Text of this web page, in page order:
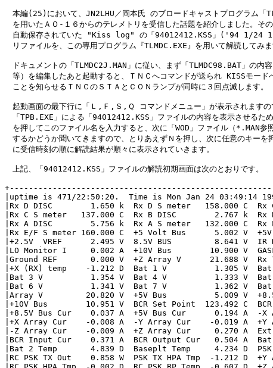
本編(25)において、JN2LHU／岡本氏 のブロードキャストプログラム「
を用いたＡＯ-１６からのテレメトリを受信した話題を紹介しました。そ
自動保存されていた "Kiss log" の「94012412.KSS」('94 1/24
リファイルを、この専用プログラム『TLMDC.EXE』を用いて解読してみま
ドキュメントの「TLMDC2J.MAN」に従い、まず「TLMDC98.BAT」の内
等）を編集したあと起動すると、ＴＮＣへコマンドが送られ KISSモード
ことを知らせるＴＮＣのＳＴＡとＣＯＮランプが同時に３回点滅します。
起動画面の最下行に「Ｌ,Ｆ,Ｓ,Ｑ コマンドメニュー」が表示されますの
「TPB.EXE」による「94012412.KSS」ファイルの内容を表示させるた
を押してこのファイル名を入力すると、次に「WOD」ファイル（*.MAN参
するかどうか聞いてきますので、とりあえずＮを押し、次に任意のキーを
に受信時刻の順に解読結果が順々に表示されていきます。
上記、「94012412.KSS」ファイルの解読初期画面は次のとおりです。
|uptime is 471/22:50:20.  Time is Mon Jan 24 03:49:14
|Rx D DISC        1.650 k  Rx D S meter   158.000 C
|Rx C S meter   137.000 C  Rx B DISC        2.767 k  Rx
|Rx A DISC        5.756 k  Rx A S meter   132.000 C  Rx
|Rx E/F S meter 160.000 C  +5 Volt Bus      5.002 V
|+2.5V  VREF      2.495 V  8.5V BUS         8.641 V  IR
|LO Monitor I     0.002 A  +10V Bus        10.900 V
|Ground REF       0.000 V  +Z Array V      21.688 V
|+X (RX) temp    -1.212 D  Bat 1 V          1.305 V
|Bat 3 V          1.354 V  Bat 4 V          1.333 V
|Bat 6 V          1.341 V  Bat 7 V          1.362 V
|Array V         20.820 V  +5V Bus          5.009 V
|+10V Bus        10.951 V  BCR Set Point  123.492 C
|+8.5V Bus Cur    0.037 A  +5V Bus Cur      0.194 A  -X
|+X Array Cur    -0.008 A  -Y Array Cur    -0.019 A  +Y
|-Z Array Cur    -0.009 A  +Z Array Cur     0.270 A  Ext
|BCR Input Cur    0.371 A  BCR Output Cur   0.504 A
|Bat 2 Temp       4.839 D  Baseplt Temp     4.234 D  PSK
|RC PSK TX Out    0.858 W  PSK TX HPA Tmp  -1.212 D